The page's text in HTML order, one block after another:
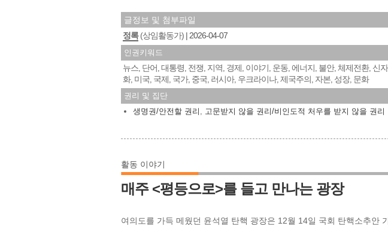
글정보 및 첨부파일
정록(상임활동가) 2026-04-07
인권키워드
뉴스, 단어, 대통령, 전쟁, 지역, 경제, 이야기, 운동, 에너지, 불안, 체제전환, 신
화, 미국, 국제, 국가, 중국, 러시아, 우크라이나, 제국주의, 자본, 성장, 문화
권리 및 집단
생명권/안전할 권리 , 고문받지 않을 권리/비인도적 처우를 받지 않을 권리
활동 이야기
매주 <평등으로>를 들고 만나는 광장
여의도를 가득 메웠던 윤석열 탄핵 광장은 12월 14일 국회 탄핵소추안